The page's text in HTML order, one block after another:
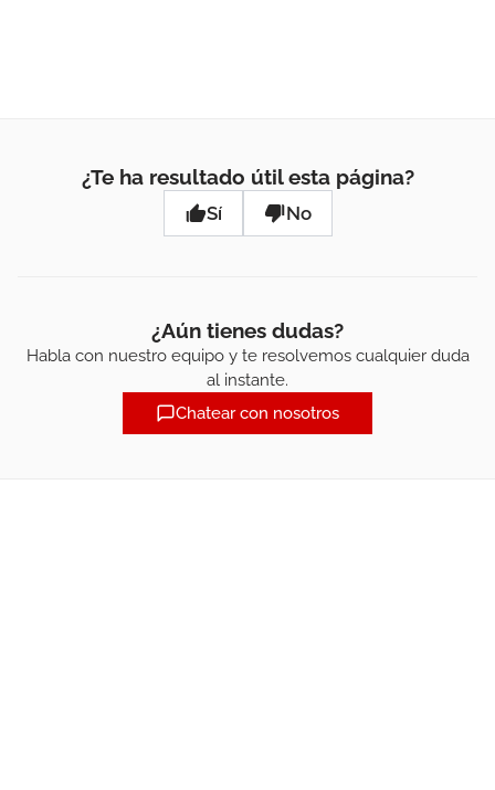
¿Te ha resultado útil esta página?
Sí No
¿Aún tienes dudas?
Habla con nuestro equipo y te resolvemos cualquier duda
al instante.
Chatear con nosotros